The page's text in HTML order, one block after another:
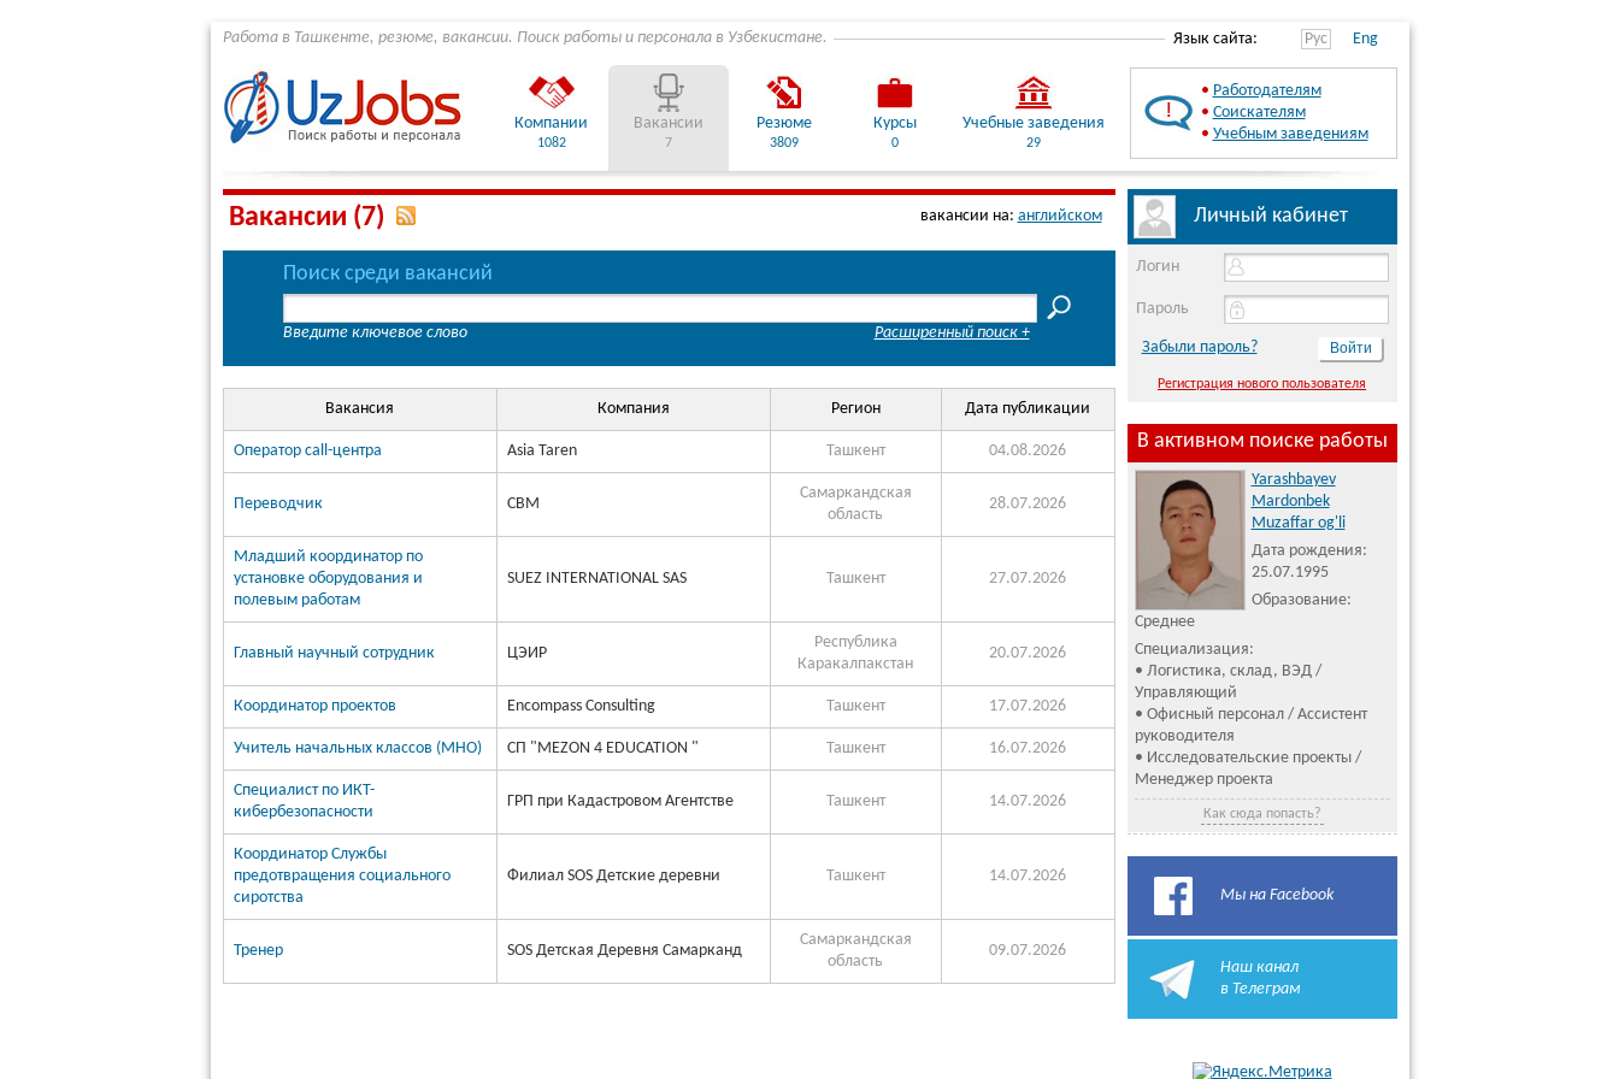
Работа в Ташкенте, резюме, вакансии. Поиск работы и персонала в Узбекистане. Язык сайта: Рус Eng
Компании
1082
Вакансии
7
Резюме
3809
Курсы
0
Учебные заведения
29
• Работодателям
• Соискателям
• Учебным заведениям
Вакансии (7) вакансии на: английском
Поиск среди вакансий
Введите ключевое слово Расширенный поиск +
Вакансия Компания Регион Дата публикации
Оператор call-центра Asia Taren Ташкент 04.08.2026
Переводчик CBM
Самаркандская
область
28.07.2026
Младший координатор по
установке оборудования и
полевым работам
SUEZ INTERNATIONAL SAS Ташкент 27.07.2026
Главный научный сотрудник ЦЭИР
Республика
Каракалпакстан
20.07.2026
Координатор проектов Encompass Consulting Ташкент 17.07.2026
Учитель начальных классов (МНО) СП "MEZON 4 EDUCATION " Ташкент 16.07.2026
Специалист по ИКТ-
кибербезопасности
ГРП при Кадастровом Агентстве Ташкент 14.07.2026
Координатор Службы
предотвращения социального
сиротства
Филиал SOS Детские деревни Ташкент 14.07.2026
Тренер SOS Детская Деревня Самарканд
Самаркандская
область
09.07.2026
Личный кабинет
Логин
Пароль
Забыли пароль?
Регистрация нового пользователя
В активном поиске работы
Yarashbayev
Mardonbek
Muzaffar og'li
Дата рождения:
25.07.1995
Образование:
Среднее
Специализация:
• Логистика, склад, ВЭД /
Управляющий
• Офисный персонал / Ассистент
руководителя
• Исследовательские проекты /
Менеджер проекта
Как сюда попасть?
Мы на Facebook
Наш канал
в Телеграм